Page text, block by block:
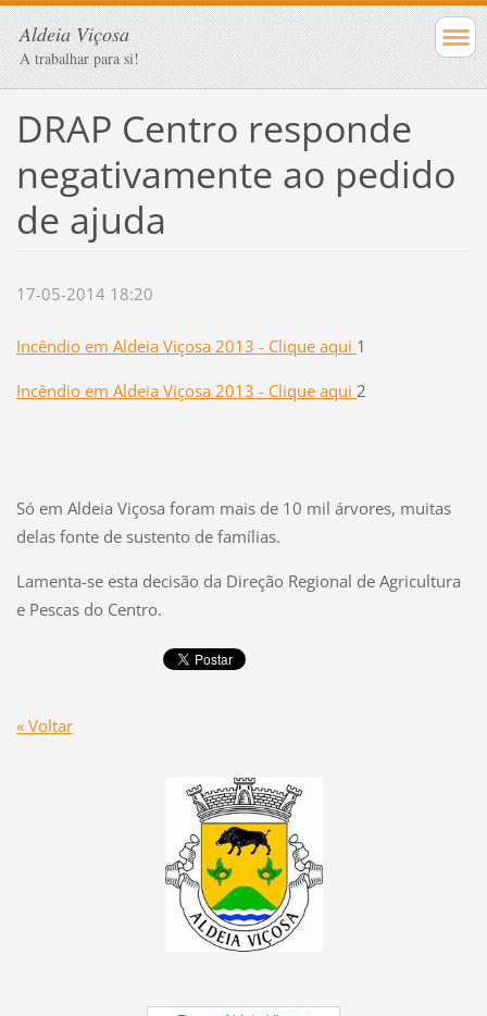
Aldeia Viçosa
A trabalhar para si!
DRAP Centro responde
negativamente ao pedido
de ajuda
17-05-2014 18:20
Incêndio em Aldeia Viçosa 2013 - Clique aqui 1
Incêndio em Aldeia Viçosa 2013 - Clique aqui 2
Só em Aldeia Viçosa foram mais de 10 mil árvores, muitas
delas fonte de sustento de famílias.
Lamenta-se esta decisão da Direção Regional de Agricultura
e Pescas do Centro.
« Voltar